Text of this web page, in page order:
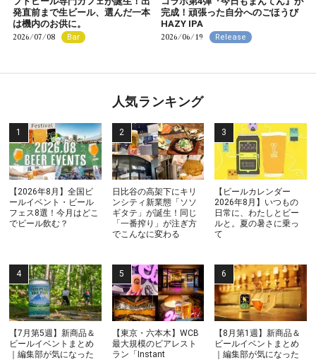
発直前まで生ビール、選んだ一本
は機内のお供に。
2026/07/08 Bar
完成！頑張った自分へのごほうび
HAZY IPA
2026/06/19 Release
人気ランキング
【2026年8月】全国ビ
ールイベント・ビール
フェス8選！今月はどこ
でビール飲む？
日比谷の高架下にキリ
ンシティ新業態「ソソ
ギタテ」が誕生！同じ
「一番搾り」が注ぎ方
でこんなに変わる
【ビールカレンダー
2026年8月】いつもの
日常に、わたしとビー
ルと。夏の暑さに乗っ
て
【7月第5週】新商品＆
ビールイベントまとめ
｜編集部が気になった
【東京・六本木】WCB
最大規模のビアレスト
ラン「Instant
【8月第1週】新商品＆
ビールイベントまとめ
｜編集部が気になった